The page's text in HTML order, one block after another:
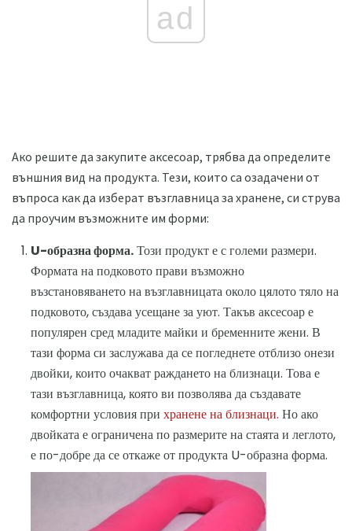
ad
Ако решите да закупите аксесоар, трябва да определите
външния вид на продукта. Тези, които са озадачени от
въпроса как да изберат възглавница за хранене, си струва
да проучим възможните им форми:
U-образна форма.Този продукт е с големи размери.
Формата на подковото прави възможно
възстановяването на възглавницата около цялото тяло на
подковото, създава усещане за уют. Такъв аксесоар е
популярен сред младите майки и бременните жени. В
тази форма си заслужава да се погледнете отблизо онези
двойки, които очакват раждането на близнаци. Това е
тази възглавница, която ви позволява да създавате
комфортни условия при хранене на близнаци. Но ако
двойката е ограничена по размерите на стаята и леглото,
е по-добре да се откаже от продукта U-образна форма.